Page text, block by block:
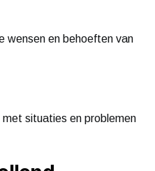
wensen en behoeften van
situaties en problemen